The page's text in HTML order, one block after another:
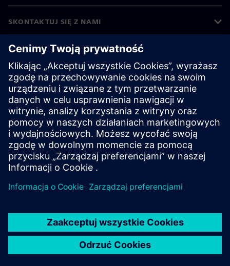
SKONTAKTUJ SIĘ Z NAMI
KARIERA
© Siemens 2026
Informacje korporacyjne
Polityka prywatności
Polityka cookies
Warunki użytkowania
Cyfrowa identyfikacja
System zgłaszania nieprawidłowości